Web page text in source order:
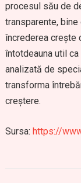
procesul său de
transparente,
încrederea crește
întotdeauna util
analizată de
transforma
creștere.
Sursa: https://